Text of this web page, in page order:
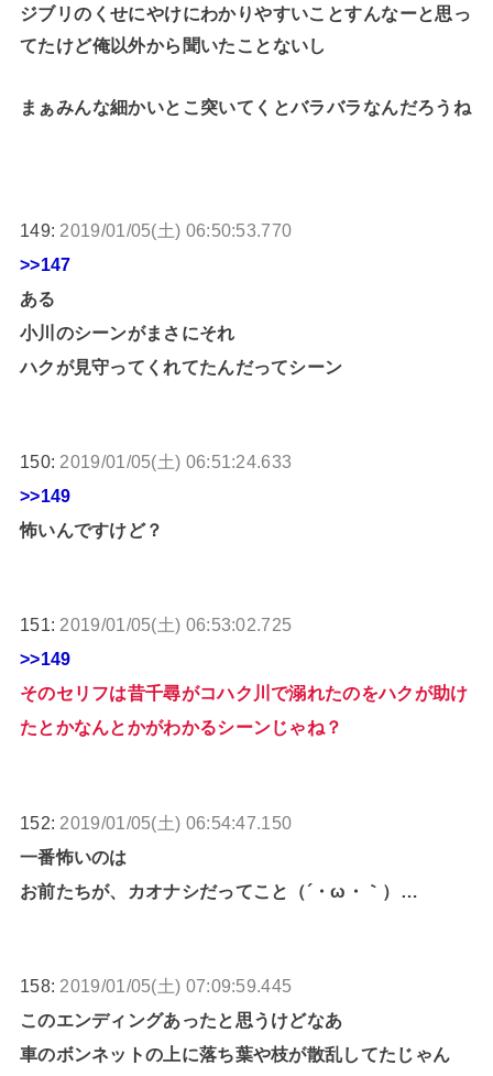
ジブリのくせにやけにわかりやすいことすんなーと思っ
てたけど俺以外から聞いたことないし
まぁみんな細かいとこ突いてくとバラバラなんだろうね
149: 2019/01/05(土) 06:50:53.770
>>147
ある
小川のシーンがまさにそれ
ハクが見守ってくれてたんだってシーン
150: 2019/01/05(土) 06:51:24.633
>>149
怖いんですけど？
151: 2019/01/05(土) 06:53:02.725
>>149
そのセリフは昔千尋がコハク川で溺れたのをハクが助け
たとかなんとかがわかるシーンじゃね？
152: 2019/01/05(土) 06:54:47.150
一番怖いのは
お前たちが、カオナシだってこと（´・ω・｀）…
158: 2019/01/05(土) 07:09:59.445
このエンディングあったと思うけどなあ
車のボンネットの上に落ち葉や枝が散乱してたじゃん